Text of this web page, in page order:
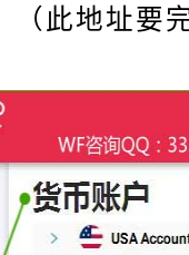
（此地址要